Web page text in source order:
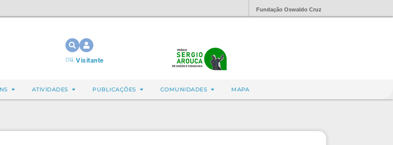
Fundação Oswaldo Cruz
Olá,Visitante
ATIVIDADES PUBLICAÇÕES COMUNIDADES MAPA